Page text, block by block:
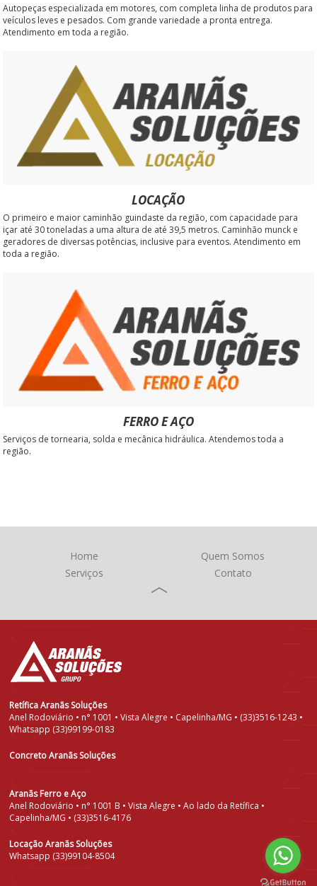
Autopeças especializada em motores, com completa linha de produtos para
veículos leves e pesados. Com grande variedade a pronta entrega.
Atendimento em toda a região.
LOCAÇÃO
O primeiro e maior caminhão guindaste da região, com capacidade para
içar até 30 toneladas a uma altura de até 39,5 metros. Caminhão munck e
geradores de diversas potências, inclusive para eventos. Atendimento em
toda a região.
FERRO E AÇO
Serviços de tornearia, solda e mecânica hidráulica. Atendemos toda a
região.
Home
Quem Somos
Serviços
Contato
Retífica Aranãs Soluções
Anel Rodoviário • n° 1001 • Vista Alegre • Capelinha/MG • (33)3516-1243 •
Whatsapp (33)99199-0183
Concreto Aranãs Soluções
Aranãs Ferro e Aço
Anel Rodoviário • n° 1001 B • Vista Alegre • Ao lado da Retífica •
Capelinha/MG • (33)3516-4176
Locação Aranãs Soluções
Whatsapp (33)99104-8504